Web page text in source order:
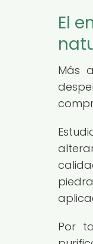
El
Más
Por